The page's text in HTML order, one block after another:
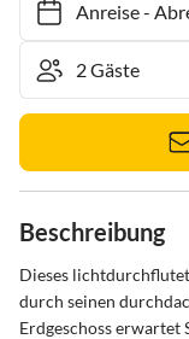
Anreise-
Beschreibung
Dieses
durch seinen
Erdgeschoss erwartet